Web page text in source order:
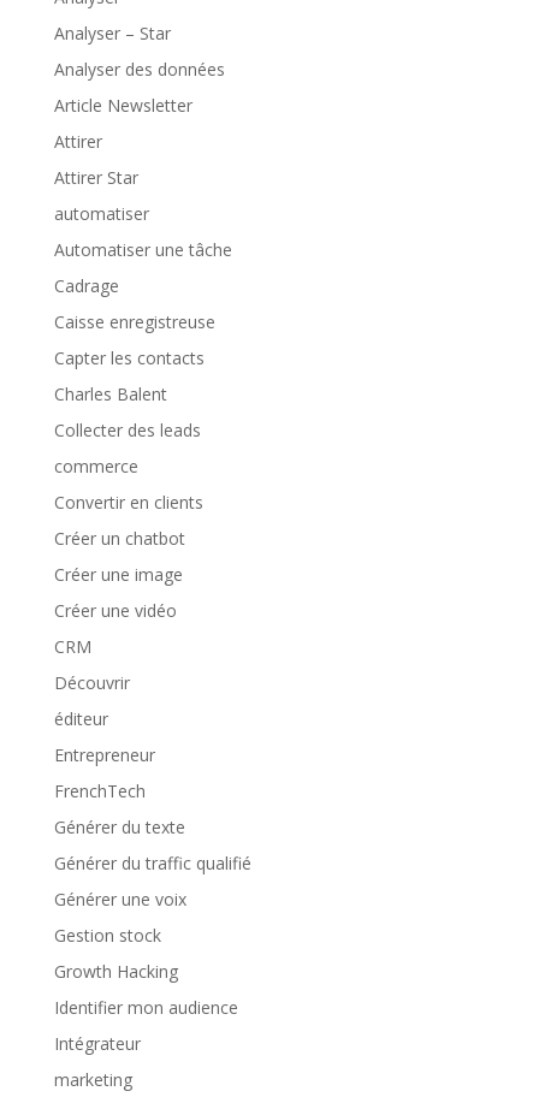
Analyser – Star
Analyser des données
Article Newsletter
Attirer
Attirer Star
automatiser
Automatiser une tâche
Cadrage
Caisse enregistreuse
Capter les contacts
Charles Balent
Collecter des leads
commerce
Convertir en clients
Créer un chatbot
Créer une image
Créer une vidéo
CRM
Découvrir
éditeur
Entrepreneur
FrenchTech
Générer du texte
Générer du traffic qualifié
Générer une voix
Gestion stock
Growth Hacking
Identifier mon audience
Intégrateur
marketing